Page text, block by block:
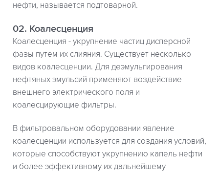
нефти, называется подтоварной.
02. Коалесценция
Коалесценция - укрупнение частиц дисперсной
фазы путем их слияния. Существует несколько
видов коалесценции. Для деэмульгирования
нефтяных эмульсий применяют воздействие
внешнего электрического поля и
коалесцирующие фильтры.
В фильтровальном оборудовании явление
коалесценции используется для создания условий,
которые способствуют укрупнению капель нефти
и более эффективному их дальнейшему